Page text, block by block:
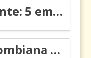
Resiliencia migrante: 5 emociones y cómo gestionarlas
Tatiana Toro: colombiana que cambió la historia de las matemáticas